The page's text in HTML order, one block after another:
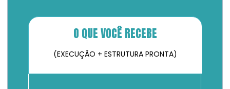
O QUE VOCÊ RECEBE
(EXECUÇÃO + ESTRUTURA PRONTA)